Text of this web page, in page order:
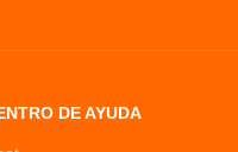
DE AYUDA